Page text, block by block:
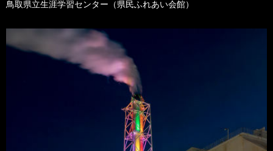
鳥取県立生涯学習センター（県民ふれあい会館）